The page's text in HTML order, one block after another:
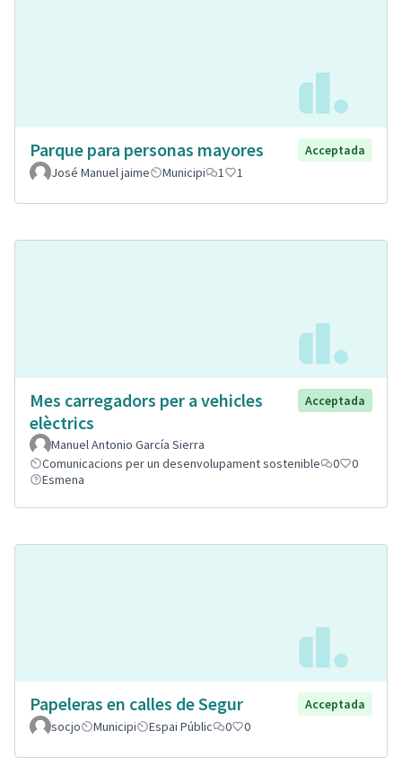
Parque para personas mayores
Acceptada
José Manuel jaime
Municipi 1 1
Mes carregadors per a vehicles
elèctrics
Acceptada
Manuel Antonio García Sierra
Comunicacions per un desenvolupament sostenible
0
0
Esmena
Papeleras en calles de Segur
Acceptada
socjo
Municipi Espai Públic 0 0